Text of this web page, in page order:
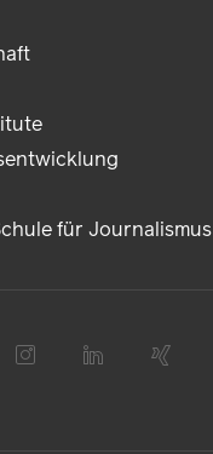
für Journalismus